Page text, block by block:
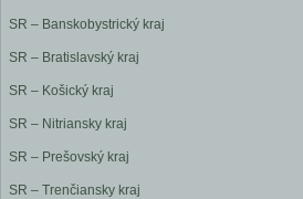
SR – Banskobystrický kraj
SR – Bratislavský kraj
SR – Košický kraj
SR – Nitriansky kraj
SR – Prešovský kraj
SR – Trenčiansky kraj